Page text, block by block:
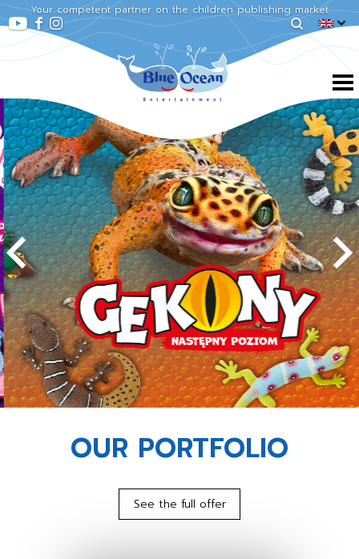
Your competent partner on the children publishing market
OUR PORTFOLIO
See the full offer